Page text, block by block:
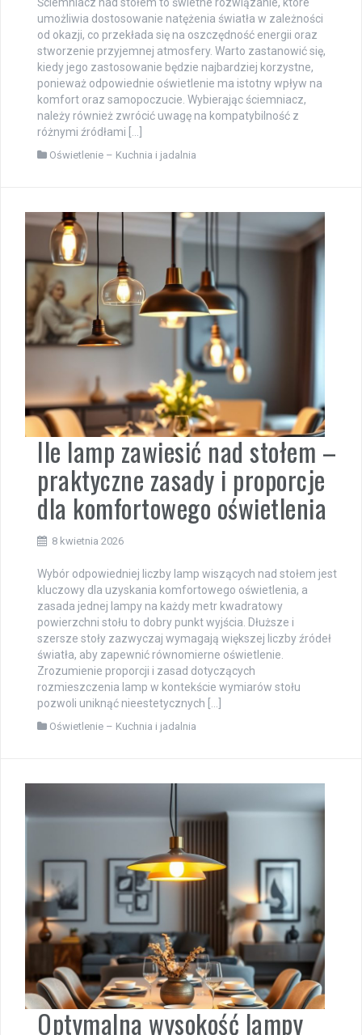
umożliwia dostosowanie natężenia światła w zależności
od okazji, co przekłada się na oszczędność energii oraz
stworzenie przyjemnej atmosfery. Warto zastanowić się,
kiedy jego zastosowanie będzie najbardziej korzystne,
ponieważ odpowiednie oświetlenie ma istotny wpływ na
komfort oraz samopoczucie. Wybierając ściemniacz,
należy również zwrócić uwagę na kompatybilność z
różnymi źródłami […]
Oświetlenie – Kuchnia i jadalnia
Ile lamp zawiesić nad stołem –
praktyczne zasady i proporcje
dla komfortowego oświetlenia
8 kwietnia 2026
Wybór odpowiedniej liczby lamp wiszących nad stołem jest
kluczowy dla uzyskania komfortowego oświetlenia, a
zasada jednej lampy na każdy metr kwadratowy
powierzchni stołu to dobry punkt wyjścia. Dłuższe i
szersze stoły zazwyczaj wymagają większej liczby źródeł
światła, aby zapewnić równomierne oświetlenie.
Zrozumienie proporcji i zasad dotyczących
rozmieszczenia lamp w kontekście wymiarów stołu
pozwoli uniknąć nieestetycznych […]
Oświetlenie – Kuchnia i jadalnia
Optymalna wysokość lampy